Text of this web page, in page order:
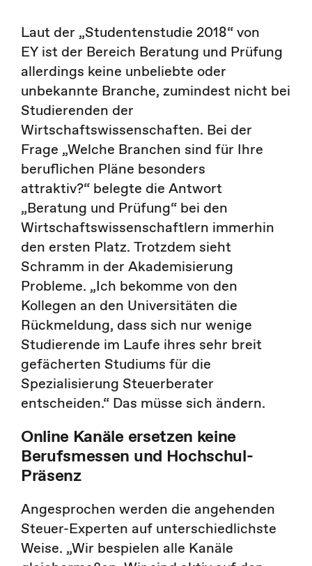
Laut der „Studentenstudie 2018“ von
EY ist der Bereich Beratung und Prüfung
allerdings keine unbeliebte oder
unbekannte Branche, zumindest nicht bei
Studierenden der
Wirtschaftswissenschaften. Bei der
Frage „Welche Branchen sind für Ihre
beruflichen Pläne besonders
attraktiv?“ belegte die Antwort
„Beratung und Prüfung“ bei den
Wirtschaftswissenschaftlern immerhin
den ersten Platz. Trotzdem sieht
Schramm in der Akademisierung
Probleme. „Ich bekomme von den
Kollegen an den Universitäten die
Rückmeldung, dass sich nur wenige
Studierende im Laufe ihres sehr breit
gefächerten Studiums für die
Spezialisierung Steuerberater
entscheiden.“ Das müsse sich ändern.
Online Kanäle ersetzen keine
Berufsmessen und Hochschul-
Präsenz
Angesprochen werden die angehenden
Steuer-Experten auf unterschiedlichste
Weise. „Wir bespielen alle Kanäle